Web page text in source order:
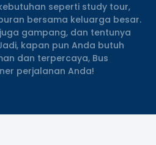
seperti study tour,
bersama keluarga besar.
gampang, dan tentunya
kapan pun Anda butuh
dan terpercaya, Bus
perjalanan Anda!